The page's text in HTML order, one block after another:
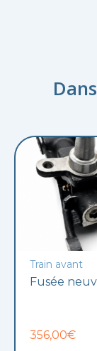
Train avant
Fusée
356,00€